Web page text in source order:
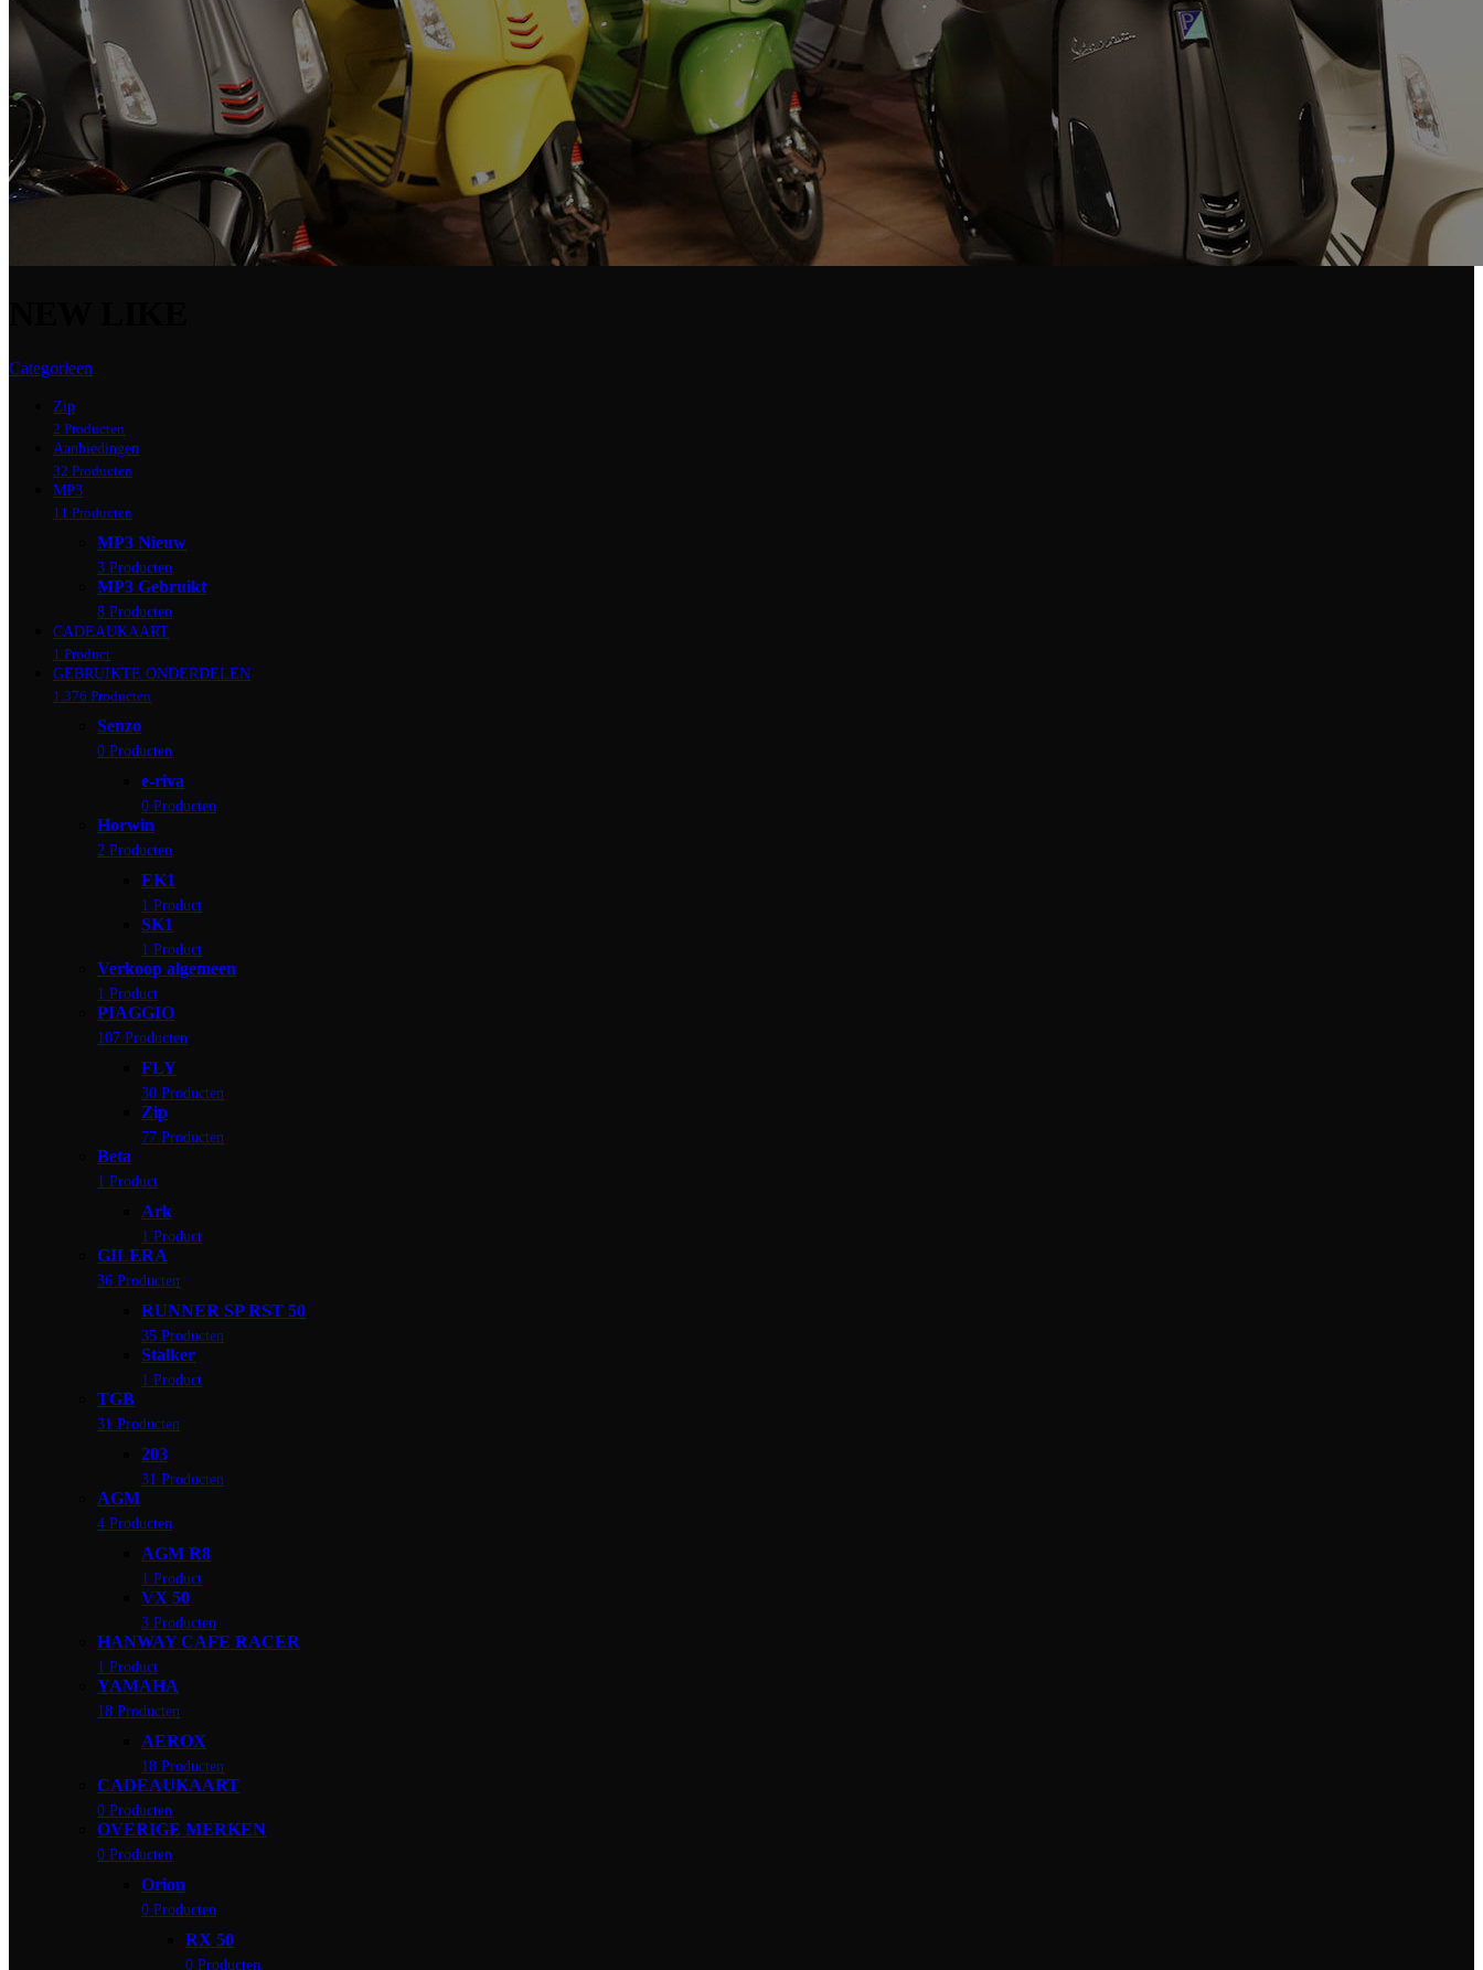
Categorieen
Zip
2 Producten
Aanbiedingen
32 Producten
MP3
11 Producten
MP3 Nieuw
3 Producten
MP3 Gebruikt
8 Producten
CADEAUKAART
1 Product
GEBRUIKTE ONDERDELEN
1.376 Producten
Senzo
0 Producten
e-riva
0 Producten
Horwin
2 Producten
EK1
1 Product
SK1
1 Product
Verkoop algemeen
1 Product
PIAGGIO
107 Producten
FLY
30 Producten
Zip
77 Producten
Beta
1 Product
Ark
1 Product
GILERA
36 Producten
RUNNER SP RST 50
35 Producten
Stalker
1 Product
TGB
31 Producten
203
31 Producten
AGM
4 Producten
AGM R8
1 Product
VX 50
3 Producten
HANWAY CAFE RACER
1 Product
YAMAHA
18 Producten
AEROX
18 Producten
CADEAUKAART
0 Producten
OVERIGE MERKEN
0 Producten
Orion
0 Producten
RX 50
0 Producten